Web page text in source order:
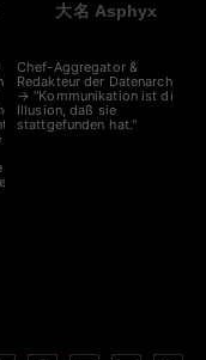
大名 Asphyx
Chef-Aggregator &
Redakteur der Datenarche
→ "Kommunikation ist die
Illusion, daß sie
stattgefunden hat."